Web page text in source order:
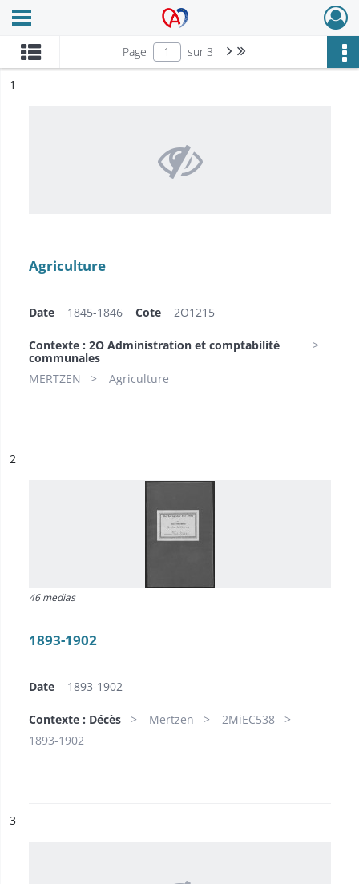
Archives Alsace - Colmar
Ouvrir le menu déroulant
Page sur 3 Page suivante : 1/3
n°
1
Agriculture
Date 1845-1846 Cote 2O1215
Contexte : 2O Administration et comptabilité
communales
MERTZEN
Agriculture
n°
2
46 medias
1893-1902
Date 1893-1902
Contexte : Décès Mertzen
2MiEC538
1893-1902
n°
3